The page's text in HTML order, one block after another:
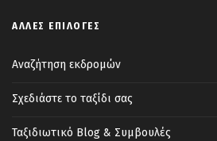
ΆΛΛΕΣ ΕΠΙΛΟΓΈΣ
Αναζήτηση εκδρομών
Σχεδιάστε το ταξίδι σας
Ταξιδιωτικό Blog & Συμβουλές